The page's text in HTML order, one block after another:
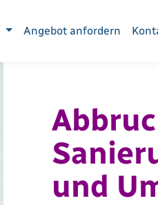
Angebot anfordern
und